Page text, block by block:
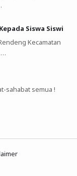
Siswa Siswi
Kecamatan
…
sahabat semua !